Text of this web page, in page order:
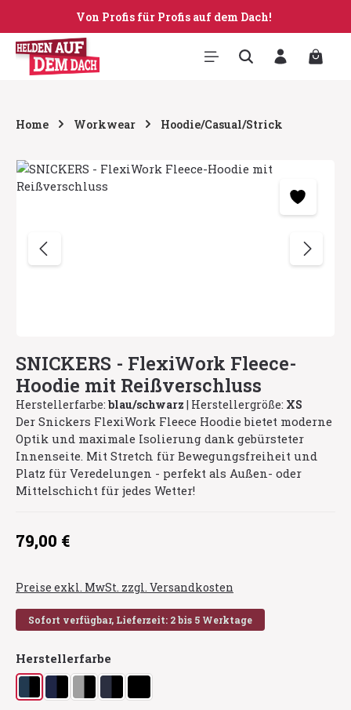
Zum Hauptinhalt springen
Von Profis für Profis auf dem Dach!
Home Workwear Hoodie/Casual/Strick
Bildergalerie überspringen
SNICKERS - FlexiWork Fleece-
Hoodie mit Reißverschluss
Herstellerfarbe: blau/schwarz | Herstellergröße: XS
Der Snickers FlexiWork Fleece Hoodie bietet moderne
Optik und maximale Isolierung dank gebürsteter
Innenseite. Mit Stretch für Bewegungsfreiheit und
Platz für Veredelungen - perfekt als Außen- oder
Mittelschicht für jedes Wetter!
Regulärer Preis:
79,00 €
Preise exkl. MwSt. zzgl. Versandkosten
Sofort verfügbar, Lieferzeit: 2 bis 5 Werktage
Herstellerfarbe
blau/schwarz
dunkelblau/schwarz
grau/schwarz
navy/schwarz
schwarz